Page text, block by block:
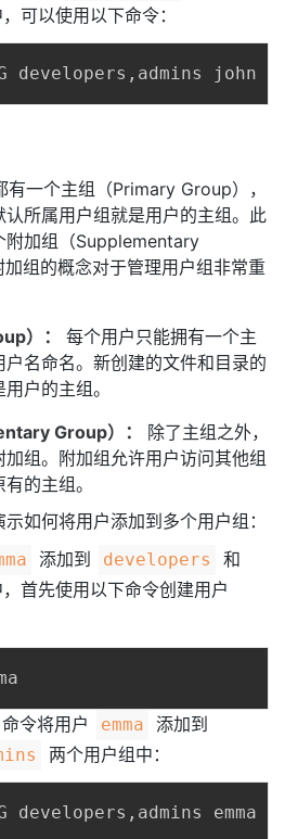
可以使用以下命令：
一个主组（Primary Group），
所属用户组就是用户的主组。此
附加组（Supplementary
组的概念对于管理用户组非常重
）：
每个用户只能拥有一个主
名命名。新创建的文件和目录的
户的主组。
Group）：
除了主组之外，
组。附加组允许用户访问其他组
的主组。
如何将用户添加到多个用户组：
添加到 developers 和
首先使用以下命令创建用户
命令将用户 emma 添加到
两个用户组中：